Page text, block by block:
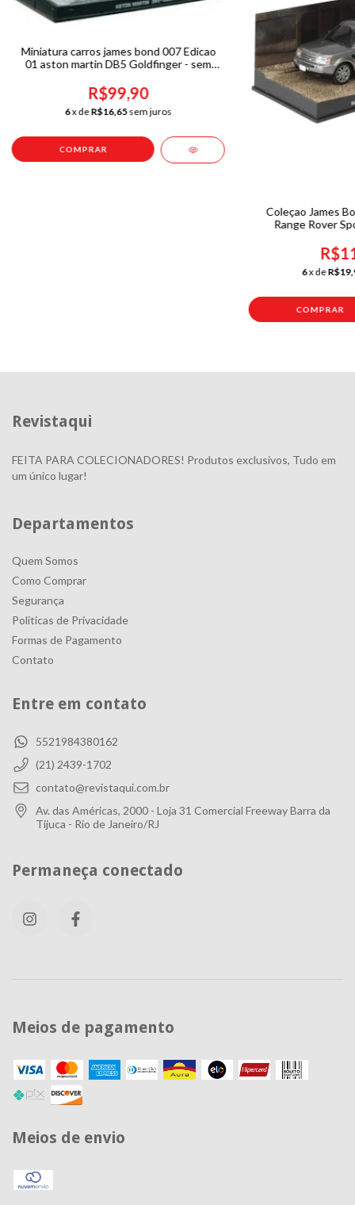
Miniatura carros james bond 007 Edicao
01 aston martin DB5 Goldfinger - sem
R$99,90
6x deR$16,65sem juros
Coleçao James
Range Rover
6x de
Revistaqui
FEITA PARA COLECIONADORES! Produtos exclusivos, Tudo em
um único lugar!
Departamentos
Quem Somos
Como Comprar
Segurança
Politicas de Privacidade
Formas de Pagamento
Contato
Entre em contato
5521984380162
(21) 2439-1702
contato@revistaqui.com.br
Av. das Américas, 2000 - Loja 31 Comercial Freeway Barra da
Tijuca - Rio de Janeiro/RJ
Permaneça conectado
Meios de pagamento
Meios de envio